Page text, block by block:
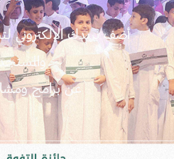
أضف بريدك الإلكتروني
عن برامج